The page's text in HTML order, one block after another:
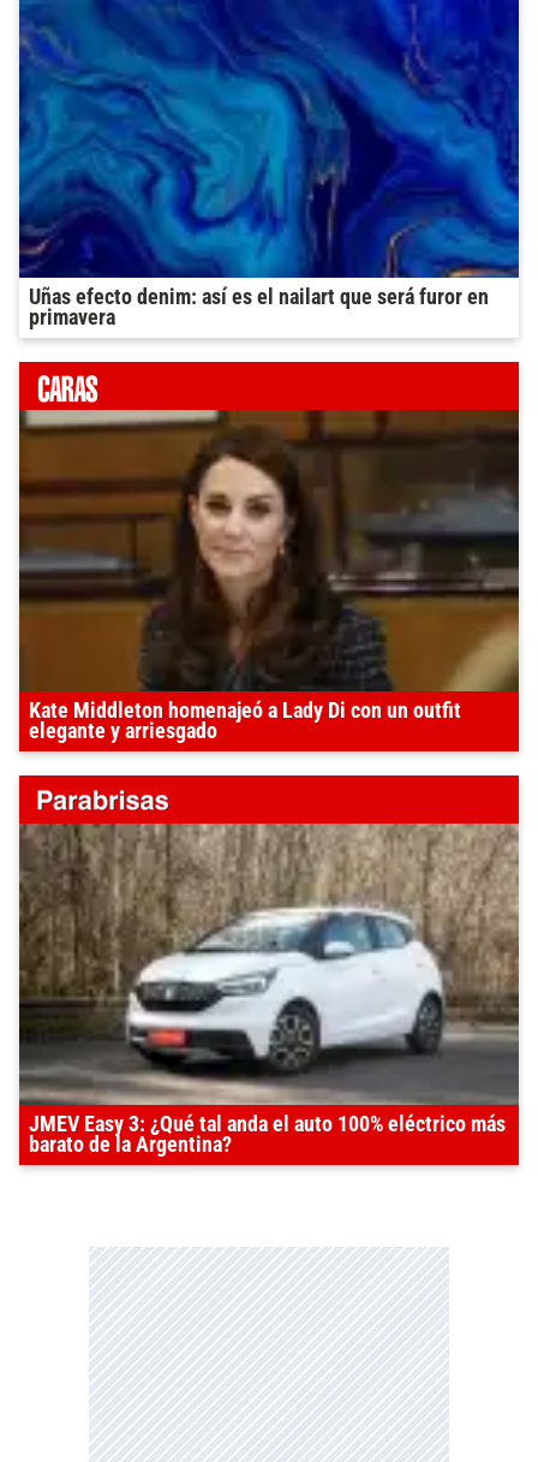
Uñas efecto denim: así es el nailart que será furor en
primavera
Kate Middleton homenajeó a Lady Di con un outfit
elegante y arriesgado
JMEV Easy 3: ¿Qué tal anda el auto 100% eléctrico más
barato de la Argentina?